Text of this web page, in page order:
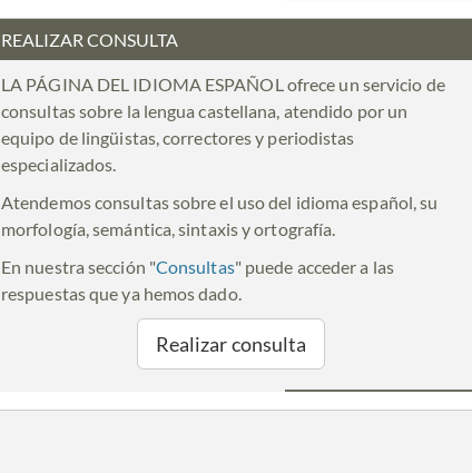
REALIZAR CONSULTA
LA PÁGINA DEL IDIOMA ESPAÑOL ofrece un servicio de
consultas sobre la lengua castellana, atendido por un
equipo de lingüistas, correctores y periodistas
especializados.
Atendemos consultas sobre el uso del idioma español, su
morfología, semántica, sintaxis y ortografía.
En nuestra sección "Consultas" puede acceder a las
respuestas que ya hemos dado.
Realizar consulta